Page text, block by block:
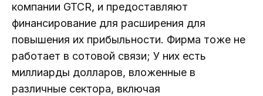
компании GTCR, и предоставляют
финансирование для расширения для
повышения их прибыльности. Фирма тоже не
работает в сотовой связи; У них есть
миллиарды долларов, вложенные в
различные сектора, включая